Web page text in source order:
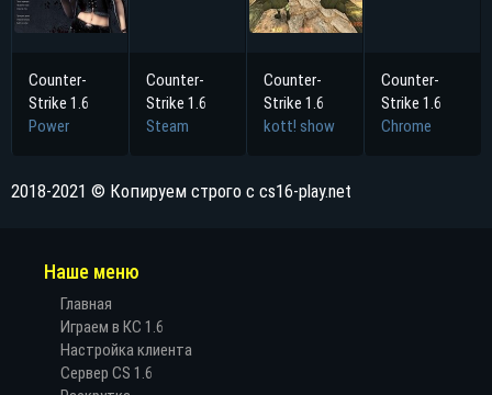
Counter-
Strike 1.6
Power
Counter-
Strike 1.6
Steam
Counter-
Strike 1.6
kott! show
Counter-
Strike 1.6
Chrome
2018-2021 © Копируем строго с cs16-play.net
Наше меню
Главная
Играем в КС 1.6
Настройка клиента
Сервер CS 1.6